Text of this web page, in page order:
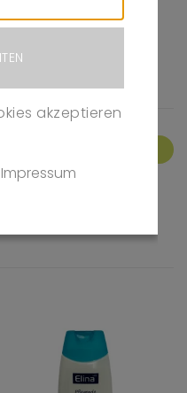
des
akzeptieren
Impressum